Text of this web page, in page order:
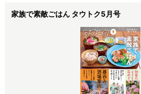
家族で素敵ごはん タウトク5月号